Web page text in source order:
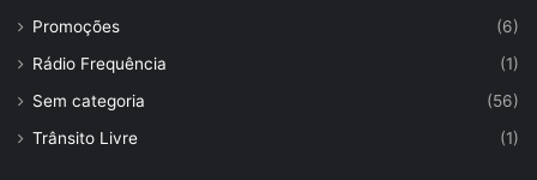
Promoções
(6)
Rádio Frequência
(1)
Sem categoria
(56)
Trânsito Livre
(1)